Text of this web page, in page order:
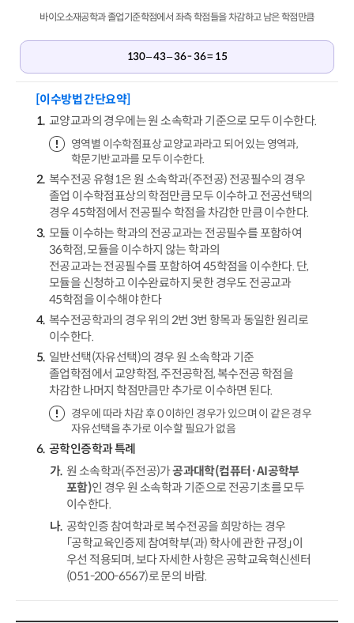
바이오소재공학과 졸업기준학점에서 좌측 학점들을 차감하고 남은 학점만큼
130 – 43 – 36 - 36 = 15
[이수방법 간단요약]
교양교과의 경우에는 원 소속학과 기준으로 모두 이수한다.
영역별 이수학점표상 교양교과라고 되어 있는 영역과,
학문기반교과를 모두 이수한다.
복수전공 유형1은 원 소속학과(주전공) 전공필수의 경우
졸업 이수학점표상의 학점만큼 모두 이수하고 전공선택의
경우 45학점에서 전공필수 학점을 차감한 만큼 이수한다.
모듈 이수하는 학과의 전공교과는 전공필수를 포함하여
36학점, 모듈을 이수하지 않는 학과의
전공교과는 전공필수를 포함하여 45학점을 이수한다. 단,
모듈을 신청하고 이수완료하지 못한 경우도 전공교과
45학점을 이수해야 한다
복수전공학과의 경우 위의 2번 3번 항목과 동일한 원리로
이수한다.
일반선택(자유선택)의 경우 원 소속학과 기준
졸업학점에서 교양학점, 주전공학점, 복수전공 학점을
차감한 나머지 학점만큼만 추가로 이수하면 된다.
경우에 따라 차감 후 0 이하인 경우가 있으며 이 같은 경우
자유선택을 추가로 이수할 필요가 없음
공학인증학과 특례
원 소속학과(주전공)가공과대학(컴퓨터·AI공학부
포함)인 경우 원 소속학과 기준으로 전공기초를 모두
이수한다.
공학인증 참여학과로 복수전공을 희망하는 경우
「공학교육인증제 참여학부(과) 학사에 관한 규정」이
우선 적용되며, 보다 자세한 사항은 공학교육혁신센터
(051-200-6567)로 문의 바람.